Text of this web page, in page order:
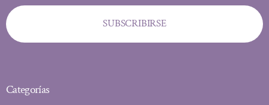
SUBSCRIBIRSE
Categorías